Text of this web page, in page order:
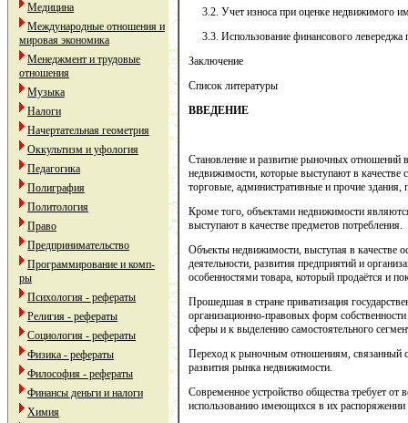
Медицина
Международные отношения и
мировая экономика
Менеджмент и трудовые
отношения
Музыка
Налоги
Начертательная геометрия
Оккультизм и уфология
Педагогика
Полиграфия
Политология
Право
Предпринимательство
Программирование и комп-
ры
Психология - рефераты
Религия - рефераты
Социология - рефераты
Физика - рефераты
Философия - рефераты
Финансы деньги и налоги
Химия
3.2. Учет износа при оценке недвижимого
3.3. Использование финансового левереджа
Заключение
Список литературы
ВВЕДЕНИЕ
Становление и развитие рыночных отношений
недвижимости, которые выступают в качестве
торговые, административные и прочие
Кроме того, объектами недвижимости
выступают в качестве предметов потребления.
Объекты недвижимости, выступая в качестве
деятельности, развития предприятий и
особенностями товара, который продаётся и
Прошедшая в стране приватизация
организационно-правовых форм
сферы и к выделению самостоятельного
Переход к рыночным отношениям, связанный
развития рынка недвижимости.
Современное устройство общества требует от
использованию имеющихся в их распоряжении